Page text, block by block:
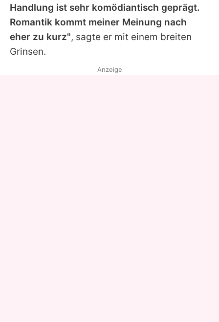
Handlung ist sehr komödiantisch geprägt.
Romantik kommt meiner Meinung nach
eher zu kurz", sagte er mit einem breiten
Grinsen.
Anzeige